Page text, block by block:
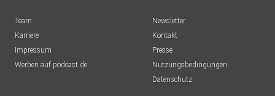
Team
Karriere
Impressum
Werben auf podcast.de
Newsletter
Kontakt
Presse
Nutzungsbedingungen
Datenschutz